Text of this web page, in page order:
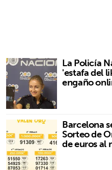
La Policía
'estafa del
engaño
Barcelona
Sorteo de
de euros al